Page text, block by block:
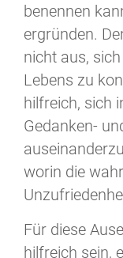
benennen
ergründen.
nicht aus,
Lebens zu
hilfreich, sich
Gedanken-
worin die
Für diese
hilfreich sein,